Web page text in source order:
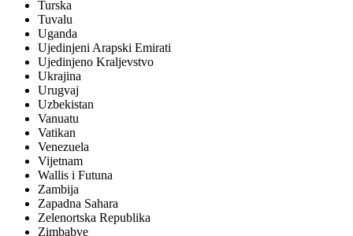
Turska
Tuvalu
Uganda
Ujedinjeni Arapski Emirati
Ujedinjeno Kraljevstvo
Ukrajina
Urugvaj
Uzbekistan
Vanuatu
Vatikan
Venezuela
Vijetnam
Wallis i Futuna
Zambija
Zapadna Sahara
Zelenortska Republika
Zimbabve